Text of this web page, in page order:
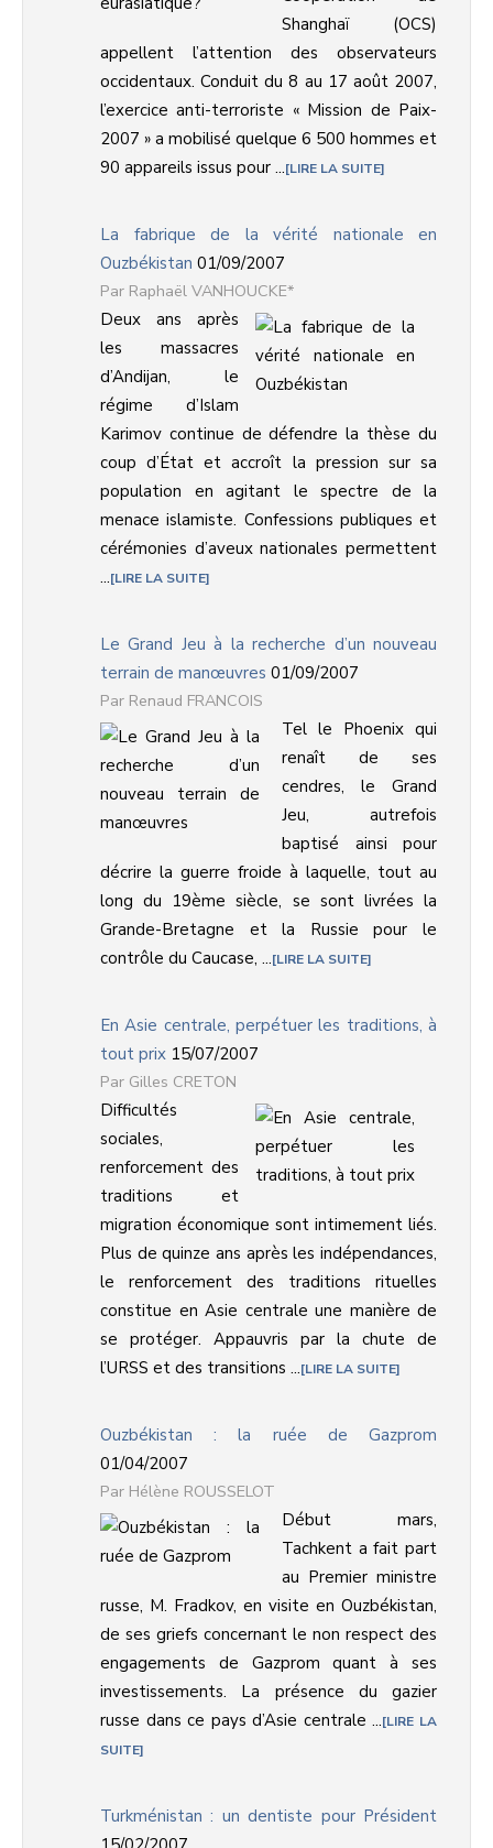
Shanghaï (OCS)
appellent l’attention des observateurs
occidentaux. Conduit du 8 au 17 août 2007,
l’exercice anti-terroriste « Mission de Paix-
2007 » a mobilisé quelque 6 500 hommes et
90 appareils issus pour ... LIRE LA SUITE
La fabrique de la vérité nationale en
Ouzbékistan 01/09/2007
Raphaël VANHOUCKE*
Deux ans après
les massacres
d’Andijan, le
régime d’Islam
Karimov continue de défendre la thèse du
coup d’État et accroît la pression sur sa
population en agitant le spectre de la
menace islamiste. Confessions publiques et
cérémonies d’aveux nationales permettent
... LIRE LA SUITE
Le Grand Jeu à la recherche d’un nouveau
terrain de manœuvres 01/09/2007
Renaud FRANCOIS
Tel le Phoenix qui
renaît de ses
cendres, le Grand
Jeu, autrefois
baptisé ainsi pour
décrire la guerre froide à laquelle, tout au
long du 19ème siècle, se sont livrées la
Grande-Bretagne et la Russie pour le
contrôle du Caucase, ... LIRE LA SUITE
En Asie centrale, perpétuer les traditions, à
tout prix 15/07/2007
Gilles CRETON
Difficultés
sociales,
renforcement des
traditions et
migration économique sont intimement liés.
Plus de quinze ans après les indépendances,
le renforcement des traditions rituelles
constitue en Asie centrale une manière de
se protéger. Appauvris par la chute de
l’URSS et des transitions ... LIRE LA SUITE
Ouzbékistan : la ruée de Gazprom
01/04/2007
Hélène ROUSSELOT
Début mars,
Tachkent a fait part
au Premier ministre
russe, M. Fradkov, en visite en Ouzbékistan,
de ses griefs concernant le non respect des
engagements de Gazprom quant à ses
investissements. La présence du gazier
russe dans ce pays d’Asie centrale ... LIRE LA
SUITE
Turkménistan : un dentiste pour Président